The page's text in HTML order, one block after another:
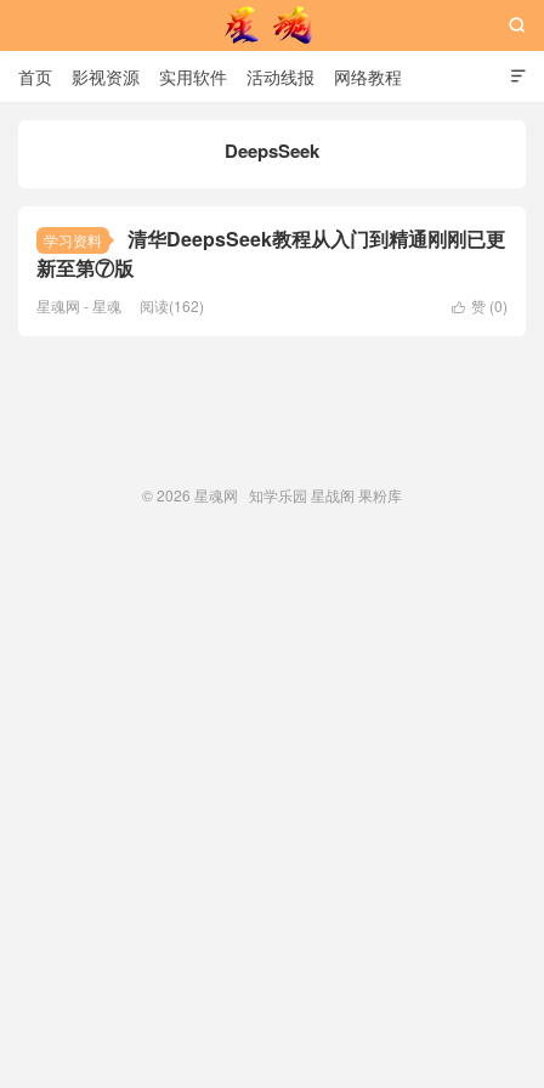

首页 影视资源 实用软件 活动线报 网络教程

DeepsSeek
学习资料
清华DeepsSeek教程从入门到精通刚刚已更
新至第⑦版
 赞 (0)
星魂网 - 星魂 阅读(162)
© 2026 星魂网 知学乐园 星战阁 果粉库